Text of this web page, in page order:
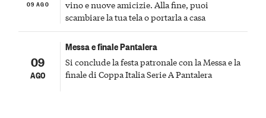
09 AGO
vino e nuove amicizie. Alla fine, puoi
scambiare la tua tela o portarla a casa
09
AGO
Messa e finale Pantalera
Si conclude la festa patronale con la Messa e la
finale di Coppa Italia Serie A Pantalera